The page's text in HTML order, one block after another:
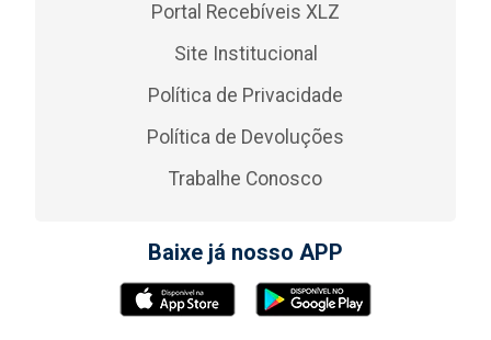
Portal Recebíveis XLZ
Site Institucional
Política de Privacidade
Política de Devoluções
Trabalhe Conosco
Baixe já nosso APP